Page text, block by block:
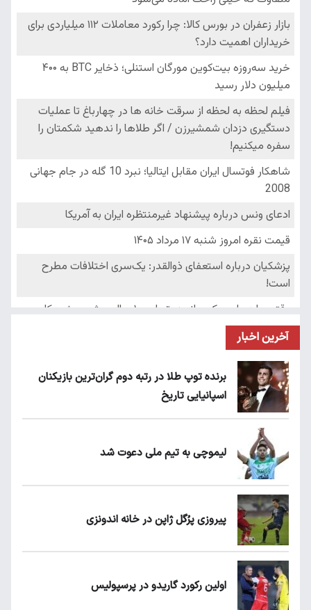
آخرین اخبار
برنده توپ طلا در رتبه دوم گران‌ترین بازیکنان
اسپانیایی تاریخ
لیموچی به تیم ملی دعوت شد
پیروزی پرُگل ژاپن در خانه اندونزی
اولین رکورد گاریدو در پرسپولیس